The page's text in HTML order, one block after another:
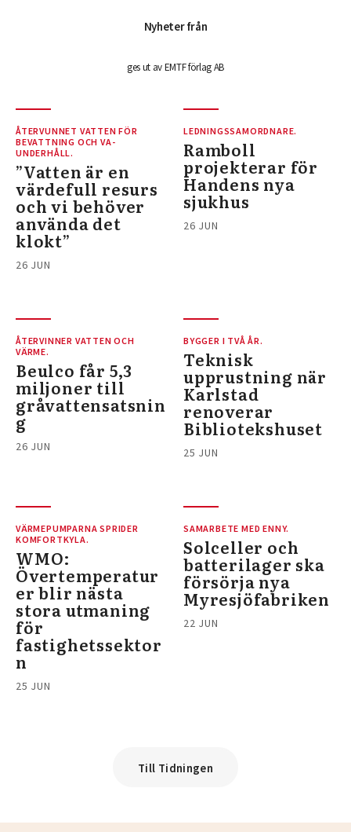
Nyheter från
ges ut av EMTF förlag AB
ÅTERVUNNET VATTEN FÖR
BEVATTNING OCH VA-
UNDERHÅLL.
”Vatten är en
värdefull resurs
och vi behöver
använda det
klokt”
26 JUN
LEDNINGSSAMORDNARE.
Ramboll
projekterar för
Handens nya
sjukhus
26 JUN
ÅTERVINNER VATTEN OCH
VÄRME.
Beulco får 5,3
miljoner till
gråvattensatsnin
g
26 JUN
BYGGER I TVÅ ÅR.
Teknisk
upprustning när
Karlstad
renoverar
Bibliotekshuset
25 JUN
VÄRMEPUMPARNA SPRIDER
KOMFORTKYLA.
WMO:
Övertemperatur
er blir nästa
stora utmaning
för
fastighetssektor
n
25 JUN
SAMARBETE MED ENNY.
Solceller och
batterilager ska
försörja nya
Myresjöfabriken
22 JUN
Till Tidningen